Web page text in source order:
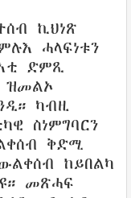
ኪህነጽ
ሓላፍነቱን
ድምጺ
ዝመልኦ
ካብዚ
ስነምግባርን
ቅድሚ
ከይበልካ
መጽሓፍ